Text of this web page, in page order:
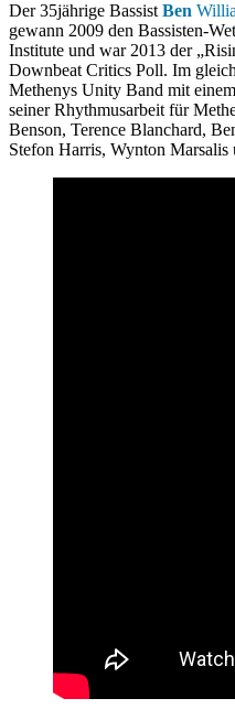
Der 35jährige Bassist Ben
gewann 2009 den Bassisten-
Institute und war 2013 der
Downbeat Critics Poll. Im
Methenys Unity Band mit
seiner Rhythmusarbeit für
Benson, Terence Blanchard,
Stefon Harris, Wynton Marsalis